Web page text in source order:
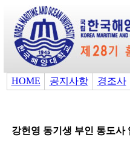
HOME 공지사항 경조사
강헌영 동기생 부인 통도